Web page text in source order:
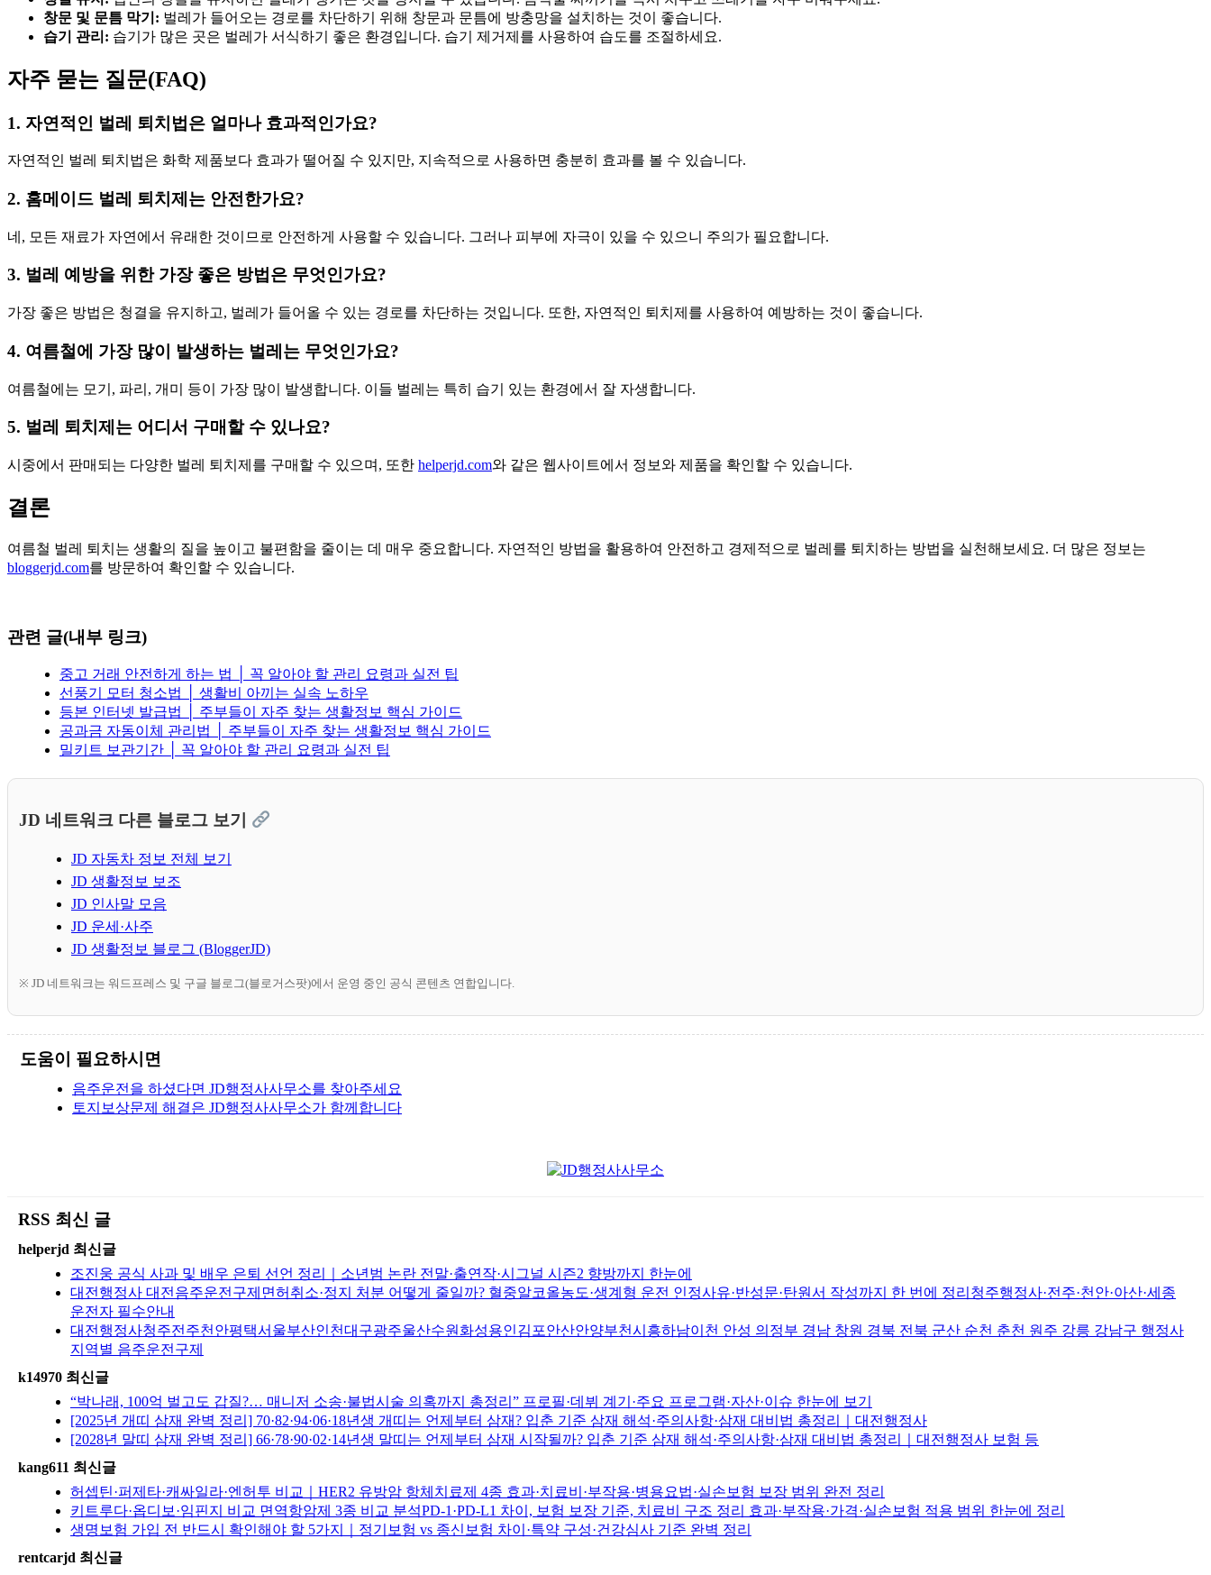
창문 및 문틈 막기: 벌레가 들어오는 경로를 차단하기 위해 창문과 문틈에 방충망을 설치하는 것이 좋습니다.
습기 관리: 습기가 많은 곳은 벌레가 서식하기 좋은 환경입니다. 습기 제거제를 사용하여 습도를 조절하세요.
자주 묻는 질문(FAQ)
1. 자연적인 벌레 퇴치법은 얼마나 효과적인가요?
자연적인 벌레 퇴치법은 화학 제품보다 효과가 떨어질 수 있지만, 지속적으로 사용하면 충분히 효과를 볼 수 있습니다.
2. 홈메이드 벌레 퇴치제는 안전한가요?
네, 모든 재료가 자연에서 유래한 것이므로 안전하게 사용할 수 있습니다. 그러나 피부에 자극이 있을 수 있으니 주의가 필요합니다.
3. 벌레 예방을 위한 가장 좋은 방법은 무엇인가요?
가장 좋은 방법은 청결을 유지하고, 벌레가 들어올 수 있는 경로를 차단하는 것입니다. 또한, 자연적인 퇴치제를 사용하여 예방하는 것이 좋습니다.
4. 여름철에 가장 많이 발생하는 벌레는 무엇인가요?
여름철에는 모기, 파리, 개미 등이 가장 많이 발생합니다. 이들 벌레는 특히 습기 있는 환경에서 잘 자생합니다.
5. 벌레 퇴치제는 어디서 구매할 수 있나요?
시중에서 판매되는 다양한 벌레 퇴치제를 구매할 수 있으며, 또한 helperjd.com와 같은 웹사이트에서 정보와 제품을 확인할 수 있습니다.
결론
여름철 벌레 퇴치는 생활의 질을 높이고 불편함을 줄이는 데 매우 중요합니다. 자연적인 방법을 활용하여 안전하고 경제적으로 벌레를 퇴치하는 방법을 실천해보세요. 더 많은 정보는
bloggerjd.com를 방문하여 확인할 수 있습니다.
관련 글(내부 링크)
중고 거래 안전하게 하는 법 │ 꼭 알아야 할 관리 요령과 실전 팁
선풍기 모터 청소법 │ 생활비 아끼는 실속 노하우
등본 인터넷 발급법 │ 주부들이 자주 찾는 생활정보 핵심 가이드
공과금 자동이체 관리법 │ 주부들이 자주 찾는 생활정보 핵심 가이드
밀키트 보관기간 │ 꼭 알아야 할 관리 요령과 실전 팁
JD 네트워크 다른 블로그 보기
JD 자동차 정보 전체 보기
JD 생활정보 보조
JD 인사말 모음
JD 운세·사주
JD 생활정보 블로그 (BloggerJD)
※ JD 네트워크는 워드프레스 및 구글 블로그(블로거스팟)에서 운영 중인 공식 콘텐츠 연합입니다.
도움이 필요하시면
음주운전을 하셨다면 JD행정사사무소를 찾아주세요
토지보상문제 해결은 JD행정사사무소가 함께합니다
RSS 최신 글
helperjd 최신글
조진웅 공식 사과 및 배우 은퇴 선언 정리｜소년범 논란 전말·출연작·시그널 시즌2 향방까지 한눈에
대전행정사 대전음주운전구제면허취소·정지 처분 어떻게 줄일까? 혈중알코올농도·생계형 운전 인정사유·반성문·탄원서 작성까지 한 번에 정리청주행정사·전주·천안·아산·세종
운전자 필수안내
대전행정사청주전주천안평택서울부산인천대구광주울산수원화성용인김포안산안양부천시흥하남이천 안성 의정부 경남 창원 경북 전북 군산 순천 춘천 원주 강릉 강남구 행정사
지역별 음주운전구제
k14970 최신글
“박나래, 100억 벌고도 갑질?… 매니저 소송·불법시술 의혹까지 총정리” 프로필·데뷔 계기·주요 프로그램·자산·이슈 한눈에 보기
[2025년 개띠 삼재 완벽 정리] 70·82·94·06·18년생 개띠는 언제부터 삼재? 입춘 기준 삼재 해석·주의사항·삼재 대비법 총정리｜대전행정사
[2028년 말띠 삼재 완벽 정리] 66·78·90·02·14년생 말띠는 언제부터 삼재 시작될까? 입춘 기준 삼재 해석·주의사항·삼재 대비법 총정리｜대전행정사 보험 등
kang611 최신글
허셉틴·퍼제타·캐싸일라·엔허투 비교｜HER2 유방암 항체치료제 4종 효과·치료비·부작용·병용요법·실손보험 보장 범위 완전 정리
키트루다·옵디보·임핀지 비교 면역항암제 3종 비교 분석PD-1·PD-L1 차이, 보험 보장 기준, 치료비 구조 정리 효과·부작용·가격·실손보험 적용 범위 한눈에 정리
생명보험 가입 전 반드시 확인해야 할 5가지｜정기보험 vs 종신보험 차이·특약 구성·건강심사 기준 완벽 정리
rentcarjd 최신글